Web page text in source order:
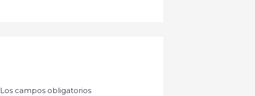
Los campos obligatorios